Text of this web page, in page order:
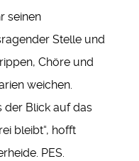
seinen
Stelle und
Chöre und
weichen.
der Blick auf das
bleibt“, hofft
PES.